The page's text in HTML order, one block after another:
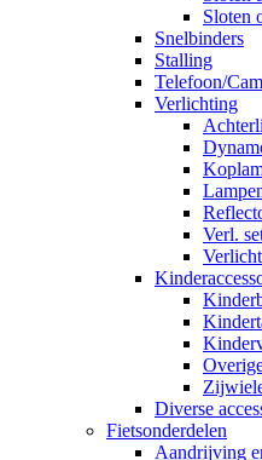
Sloten
Snelbinders
Stalling
Telefoon/
Verlichting
Verl.
Diverse
Fietsonderdelen
Aandrijving